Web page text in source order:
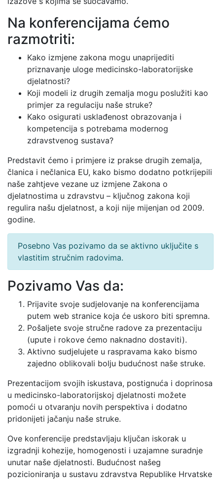
Na konferencijama ćemo
razmotriti:
Kako izmjene zakona mogu unaprijediti
priznavanje uloge medicinsko-laboratorijske
djelatnosti?
Koji modeli iz drugih zemalja mogu poslužiti kao
primjer za regulaciju naše struke?
Kako osigurati usklađenost obrazovanja i
kompetencija s potrebama modernog
zdravstvenog sustava?
Predstavit ćemo i primjere iz prakse drugih zemalja,
članica i nečlanica EU, kako bismo dodatno potkrijepili
naše zahtjeve vezane uz izmjene Zakona o
djelatnostima u zdravstvu – ključnog zakona koji
regulira našu djelatnost, a koji nije mijenjan od 2009.
godine.
Posebno Vas pozivamo da se aktivno uključite s
vlastitim stručnim radovima.
Pozivamo Vas da:
Prijavite svoje sudjelovanje na konferencijama
putem web stranice koja će uskoro biti spremna.
Pošaljete svoje stručne radove za prezentaciju
(upute i rokove ćemo naknadno dostaviti).
Aktivno sudjelujete u raspravama kako bismo
zajedno oblikovali bolju budućnost naše struke.
Prezentacijom svojih iskustava, postignuća i doprinosa
u medicinsko-laboratorijskoj djelatnosti možete
pomoći u otvaranju novih perspektiva i dodatno
pridonijeti jačanju naše struke.
Ove konferencije predstavljaju ključan iskorak u
izgradnji kohezije, homogenosti i uzajamne suradnje
unutar naše djelatnosti. Budućnost našeg
pozicioniranja u sustavu zdravstva Republike Hrvatske